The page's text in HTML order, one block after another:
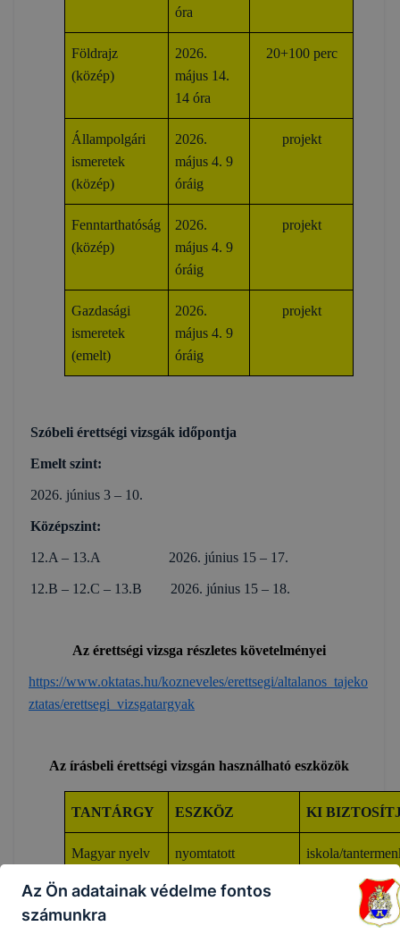
óra
Földrajz
(közép)
2026.
május 14.
14 óra
20+100 perc
Állampolgári
ismeretek
(közép)
2026.
május 4. 9
óráig
projekt
Fenntarthatóság
(közép)
2026.
május 4. 9
óráig
projekt
Gazdasági
ismeretek
(emelt)
2026.
május 4. 9
óráig
projekt
Szóbeli érettségi vizsgák időpontja
Emelt szint:
2026. június 3 – 10.
Középszint:
12.A – 13.A 2026. június 15 – 17.
12.B – 12.C – 13.B 2026. június 15 – 18.
Az érettségi vizsga részletes követelményei
https://www.oktatas.hu/kozneveles/erettsegi/altalanos_tajeko
ztatas/erettsegi_vizsgatargyak
Az írásbeli érettségi vizsgán használható eszközök
TANTÁRGY ESZKÖZ KI
Magyar nyelv
nyomtatott
iskola/
iskola/minden
vizsgázónak
Az Ön adatainak védelme fontos
számunkra